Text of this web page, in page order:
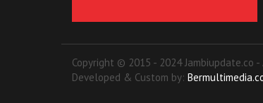
Copyright © 2015 - 2024 Jambiupdate.co
Developed & Custom by: